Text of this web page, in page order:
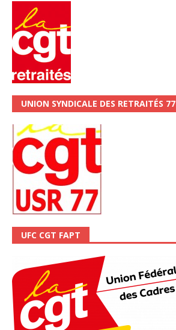
UNION SYNDICALE DES RETRAITÉS 77
UFC CGT FAPT